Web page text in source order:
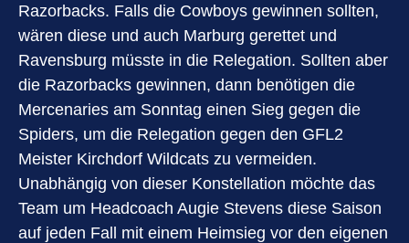
Razorbacks. Falls die Cowboys gewinnen sollten,
wären diese und auch Marburg gerettet und
Ravensburg müsste in die Relegation. Sollten aber
die Razorbacks gewinnen, dann benötigen die
Mercenaries am Sonntag einen Sieg gegen die
Spiders, um die Relegation gegen den GFL2
Meister Kirchdorf Wildcats zu vermeiden.
Unabhängig von dieser Konstellation möchte das
Team um Headcoach Augie Stevens diese Saison
auf jeden Fall mit einem Heimsieg vor den eigenen